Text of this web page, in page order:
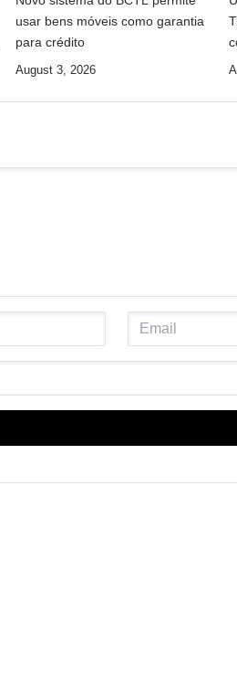
usar bens móveis como garantia
para crédito
August 3, 2026